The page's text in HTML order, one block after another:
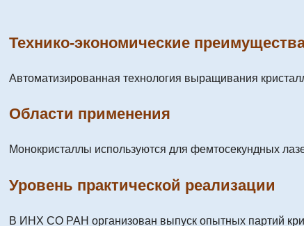
Технико-экономические
Автоматизированная технология выращивания
Области применения
Монокристаллы используются для фемтосекундных
Уровень практической реализации
В ИНХ СО РАН организован выпуск опытных партий